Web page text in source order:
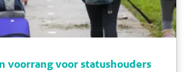
voorrang voor statushouders